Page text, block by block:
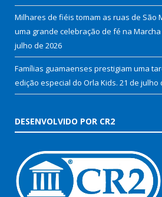
Milhares de fiéis tomam as ruas de São
uma grande celebração de fé na Marcha
julho de 2026
Famílias guamaenses prestigiam uma
edição especial do Orla Kids. 21 de julho
DESENVOLVIDO POR CR2